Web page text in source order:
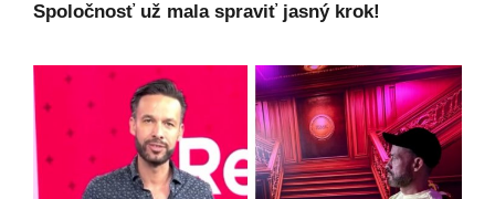
Spoločnosť už mala spraviť jasný krok!